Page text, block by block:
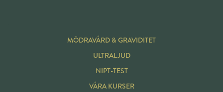
MÖDRAVÅRD & GRAVIDITET
ULTRALJUD
NIPT-TEST
VÅRA KURSER